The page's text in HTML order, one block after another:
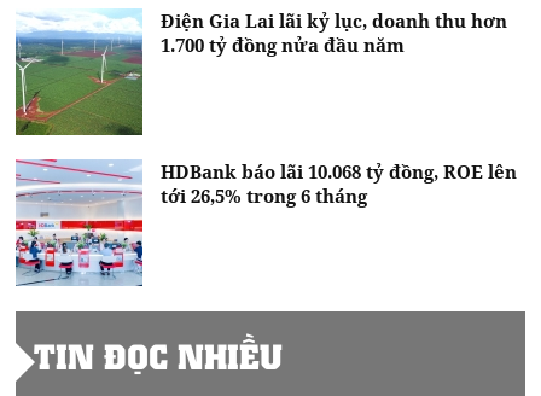
Điện Gia Lai lãi kỷ lục, doanh thu hơn
1.700 tỷ đồng nửa đầu năm
HDBank báo lãi 10.068 tỷ đồng, ROE lên
tới 26,5% trong 6 tháng
TIN ĐỌC NHIỀU